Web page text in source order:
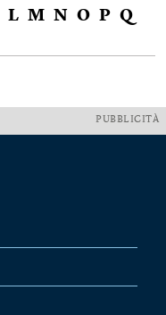
L M N O P Q
PUBBLICITÀ